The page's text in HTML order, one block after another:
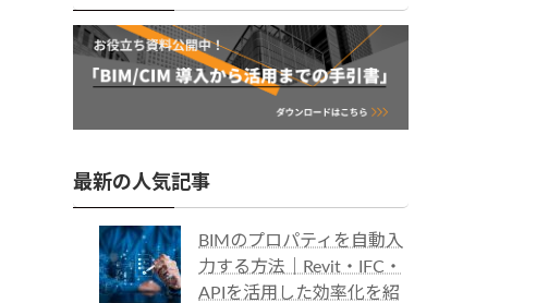
最新の人気記事
BIMのプロパティを自動入
力する方法｜Revit・IFC・
APIを活用した効率化を紹